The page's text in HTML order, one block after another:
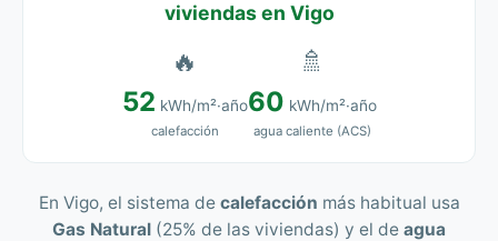
viviendas en Vigo
🔥
52 kWh/m²·año
calefacción
🚿
60 kWh/m²·año
agua caliente (ACS)
En Vigo, el sistema de calefacción más habitual usa
Gas Natural (25% de las viviendas) y el de agua